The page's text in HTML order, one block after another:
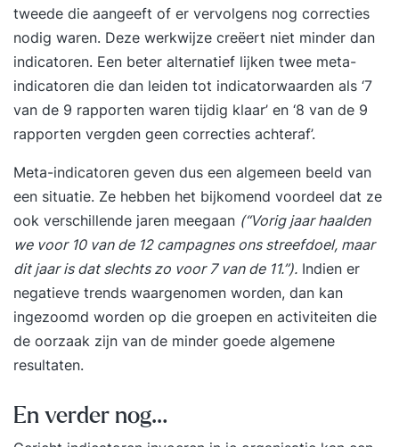
tweede die aangeeft of er vervolgens nog correcties
nodig waren. Deze werkwijze creëert niet minder dan
indicatoren. Een beter alternatief lijken twee meta-
indicatoren die dan leiden tot indicatorwaarden als ‘7
van de 9 rapporten waren tijdig klaar’ en ‘8 van de 9
rapporten vergden geen correcties achteraf’.
Meta-indicatoren geven dus een algemeen beeld van
een situatie. Ze hebben het bijkomend voordeel dat ze
ook verschillende jaren meegaan (“Vorig jaar haalden
we voor 10 van de 12 campagnes ons streefdoel, maar
dit jaar is dat slechts zo voor 7 van de 11.”). Indien er
negatieve trends waargenomen worden, dan kan
ingezoomd worden op die groepen en activiteiten die
de oorzaak zijn van de minder goede algemene
resultaten.
En verder nog…